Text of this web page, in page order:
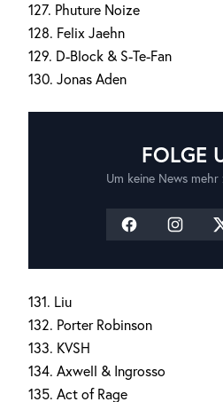
127. Phuture Noize
128. Felix Jaehn
129. D-Block & S-Te-Fan
130. Jonas Aden
FOLGE
Um keine News mehr
131. Liu
132. Porter Robinson
133. KVSH
134. Axwell & Ingrosso
135. Act of Rage